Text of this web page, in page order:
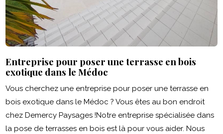
Entreprise pour poser une terrasse en bois
exotique dans le Médoc
Vous cherchez une entreprise pour poser une terrasse en
bois exotique dans le Médoc ? Vous êtes au bon endroit
chez Demercy Paysages !Notre entreprise spécialisée dans
la pose de terrasses en bois est là pour vous aider. Nous